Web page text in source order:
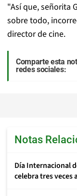
"Así que, señorita
sobre todo,
director de cine.
Comparte esta
redes sociales:
Notas
Día Internacional
celebra tres veces